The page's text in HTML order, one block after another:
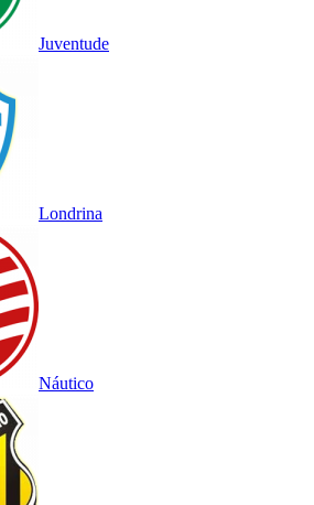
Juventude
Londrina
Náutico